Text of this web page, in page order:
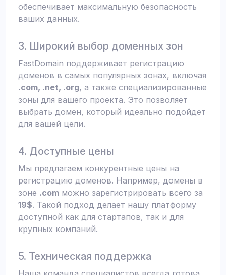
обеспечивает максимальную безопасность
ваших данных.
3. Широкий выбор доменных зон
FastDomain поддерживает регистрацию
доменов в самых популярных зонах, включая
.com, .net, .org, а также специализированные
зоны для вашего проекта. Это позволяет
выбрать домен, который идеально подойдет
для вашей цели.
4. Доступные цены
Мы предлагаем конкурентные цены на
регистрацию доменов. Например, домены в
зоне .com можно зарегистрировать всего за
19$. Такой подход делает нашу платформу
доступной как для стартапов, так и для
крупных компаний.
5. Техническая поддержка